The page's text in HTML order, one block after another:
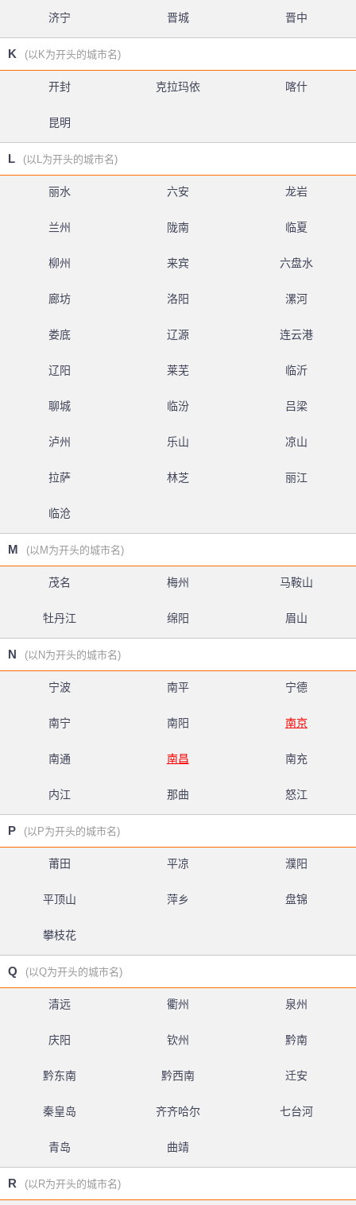
济宁 晋城 晋中
K (以K为开头的城市名)
开封 克拉玛依 喀什
昆明
L (以L为开头的城市名)
丽水 六安 龙岩
兰州 陇南 临夏
柳州 来宾 六盘水
廊坊 洛阳 漯河
娄底 辽源 连云港
辽阳 莱芜 临沂
聊城 临汾 吕梁
泸州 乐山 凉山
拉萨 林芝 丽江
临沧
M (以M为开头的城市名)
茂名 梅州 马鞍山
牡丹江 绵阳 眉山
N (以N为开头的城市名)
宁波 南平 宁德
南宁 南阳 南京
南通 南昌 南充
内江 那曲 怒江
P (以P为开头的城市名)
莆田 平凉 濮阳
平顶山 萍乡 盘锦
攀枝花
Q (以Q为开头的城市名)
清远 衢州 泉州
庆阳 钦州 黔南
黔东南 黔西南 迁安
秦皇岛 齐齐哈尔 七台河
青岛 曲靖
R (以R为开头的城市名)